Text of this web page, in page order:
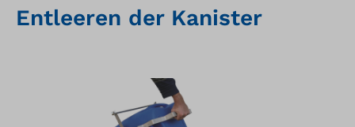
Entleeren der Kanister
Bildergalerie überspringen